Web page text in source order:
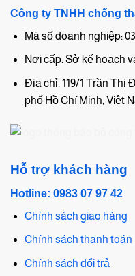
Công ty TNHH chống
Mã số doanh nghiệp:
Nơi cấp: Sở kế hoạch
Địa chỉ: 119/1 Trần Thị
phố Hồ Chí Minh, Việt
Hỗ trợ khách hàng
Hotline: 0983 07 97 42
Chính sách giao hàng
Chính sách thanh toán
Chính sách đổi trả